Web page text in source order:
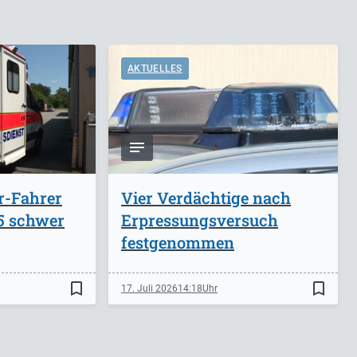
Fahrer
schwer
bookmark_border
AKTUELLES
Vier Verdächtige nach
Erpressungsversuch
festgenommen
17. Juli 202614:18 bookmark_border